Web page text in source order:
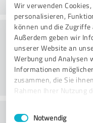
Wir verwenden
personalisieren,
können und die
Außerdem geben wir
unserer Website an
Werbung und Analysen
Informationen
zusammen, die Sie
Rahmen Ihrer Nutzung
Impressum
Einwilligungsauswahl
Notwendig